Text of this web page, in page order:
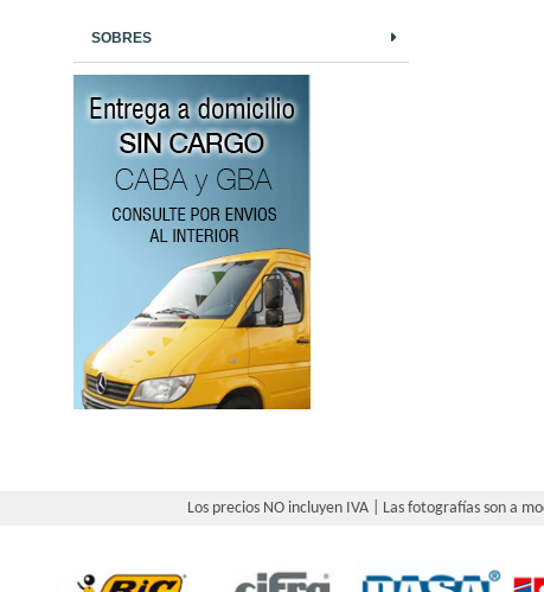
SOBRES
Los precios NO incluyen IVA | Las fotografías son a